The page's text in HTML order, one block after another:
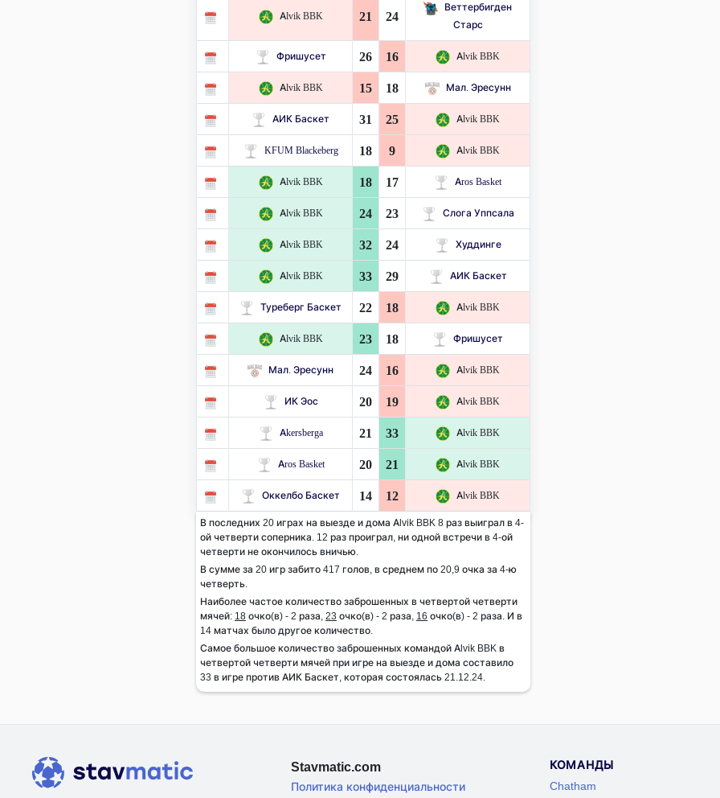
Alvik BBK 21 24
Веттербигден
Старс
Фришусет 26 16 Alvik BBK
Alvik BBK 15 18 Мал. Эресунн
АИК Баскет 31 25 Alvik BBK
KFUM Blackeberg 18 9 Alvik BBK
Alvik BBK 18 17 Aros Basket
Alvik BBK 24 23 Слога Уппсала
Alvik BBK 32 24 Худдинге
Alvik BBK 33 29 АИК Баскет
Туреберг Баскет 22 18 Alvik BBK
Alvik BBK 23 18 Фришусет
Мал. Эресунн 24 16 Alvik BBK
ИК Эос 20 19 Alvik BBK
Akersberga 21 33 Alvik BBK
Aros Basket 20 21 Alvik BBK
Оккелбо Баскет 14 12 Alvik BBK
В последних 20 играх на выезде и дома Alvik BBK 8 раз выиграл в 4-
ой четверти соперника. 12 раз проиграл, ни одной встречи в 4-ой
четверти не окончилось вничью.
В сумме за 20 игр забито 417 голов, в среднем по 20,9 очка за 4-ю
четверть.
Наиболее частое количество заброшенных в четвертой четверти
мячей: 18 очко(в) - 2 раза, 23 очко(в) - 2 раза, 16 очко(в) - 2 раза. И в
14 матчах было другое количество.
Самое большое количество заброшенных командой Alvik BBK в
четвертой четверти мячей при игре на выезде и дома составило
33 в игре против АИК Баскет, которая состоялась 21.12.24.
Stavmatic.com
Политика конфиденциальности
КОМАНДЫ
Chatham